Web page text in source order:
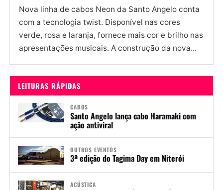
Nova linha de cabos Neon da Santo Angelo conta
com a tecnologia twist. Disponível nas cores
verde, rosa e laranja, fornece mais cor e brilho nas
apresentações musicais. A construção da nova...
LEITURAS RÁPIDAS
CABOS
Santo Angelo lança cabo Haramaki com
ação antiviral
OUTROS EVENTOS
3ª edição do Tagima Day em Niterói
ACÚSTICA